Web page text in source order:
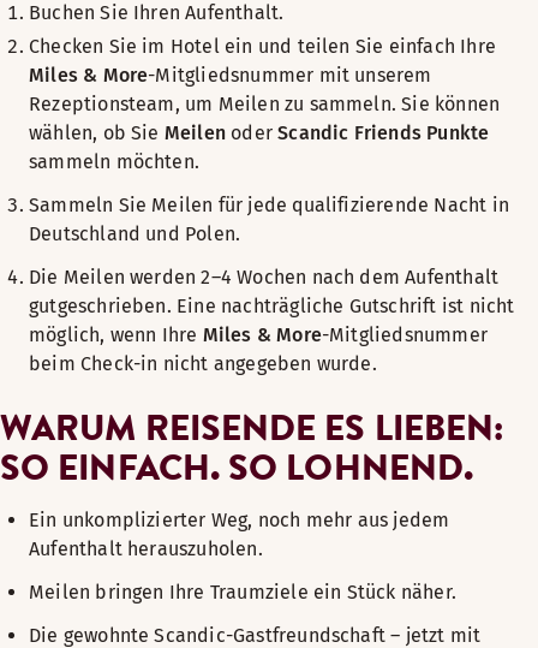
Buchen Sie Ihren Aufenthalt.
Checken Sie im Hotel ein und teilen Sie einfach Ihre
Miles & More-Mitgliedsnummer mit unserem
Rezeptionsteam, um Meilen zu sammeln. Sie können
wählen, ob Sie Meilen oderScandic Friends Punkte
sammeln möchten.
Sammeln Sie Meilen für jede qualifizierende Nacht in
Deutschland und Polen.
Die Meilen werden 2–4 Wochen nach dem Aufenthalt
gutgeschrieben. Eine nachträgliche Gutschrift ist nicht
möglich, wenn Ihre Miles & More-Mitgliedsnummer
beim Check-in nicht angegeben wurde.
WARUM REISENDE ES LIEBEN:
SO EINFACH. SO LOHNEND.
Ein unkomplizierter Weg, noch mehr aus jedem
Aufenthalt herauszuholen.
Meilen bringen Ihre Traumziele ein Stück näher.
Die gewohnte Scandic-Gastfreundschaft – jetzt mit